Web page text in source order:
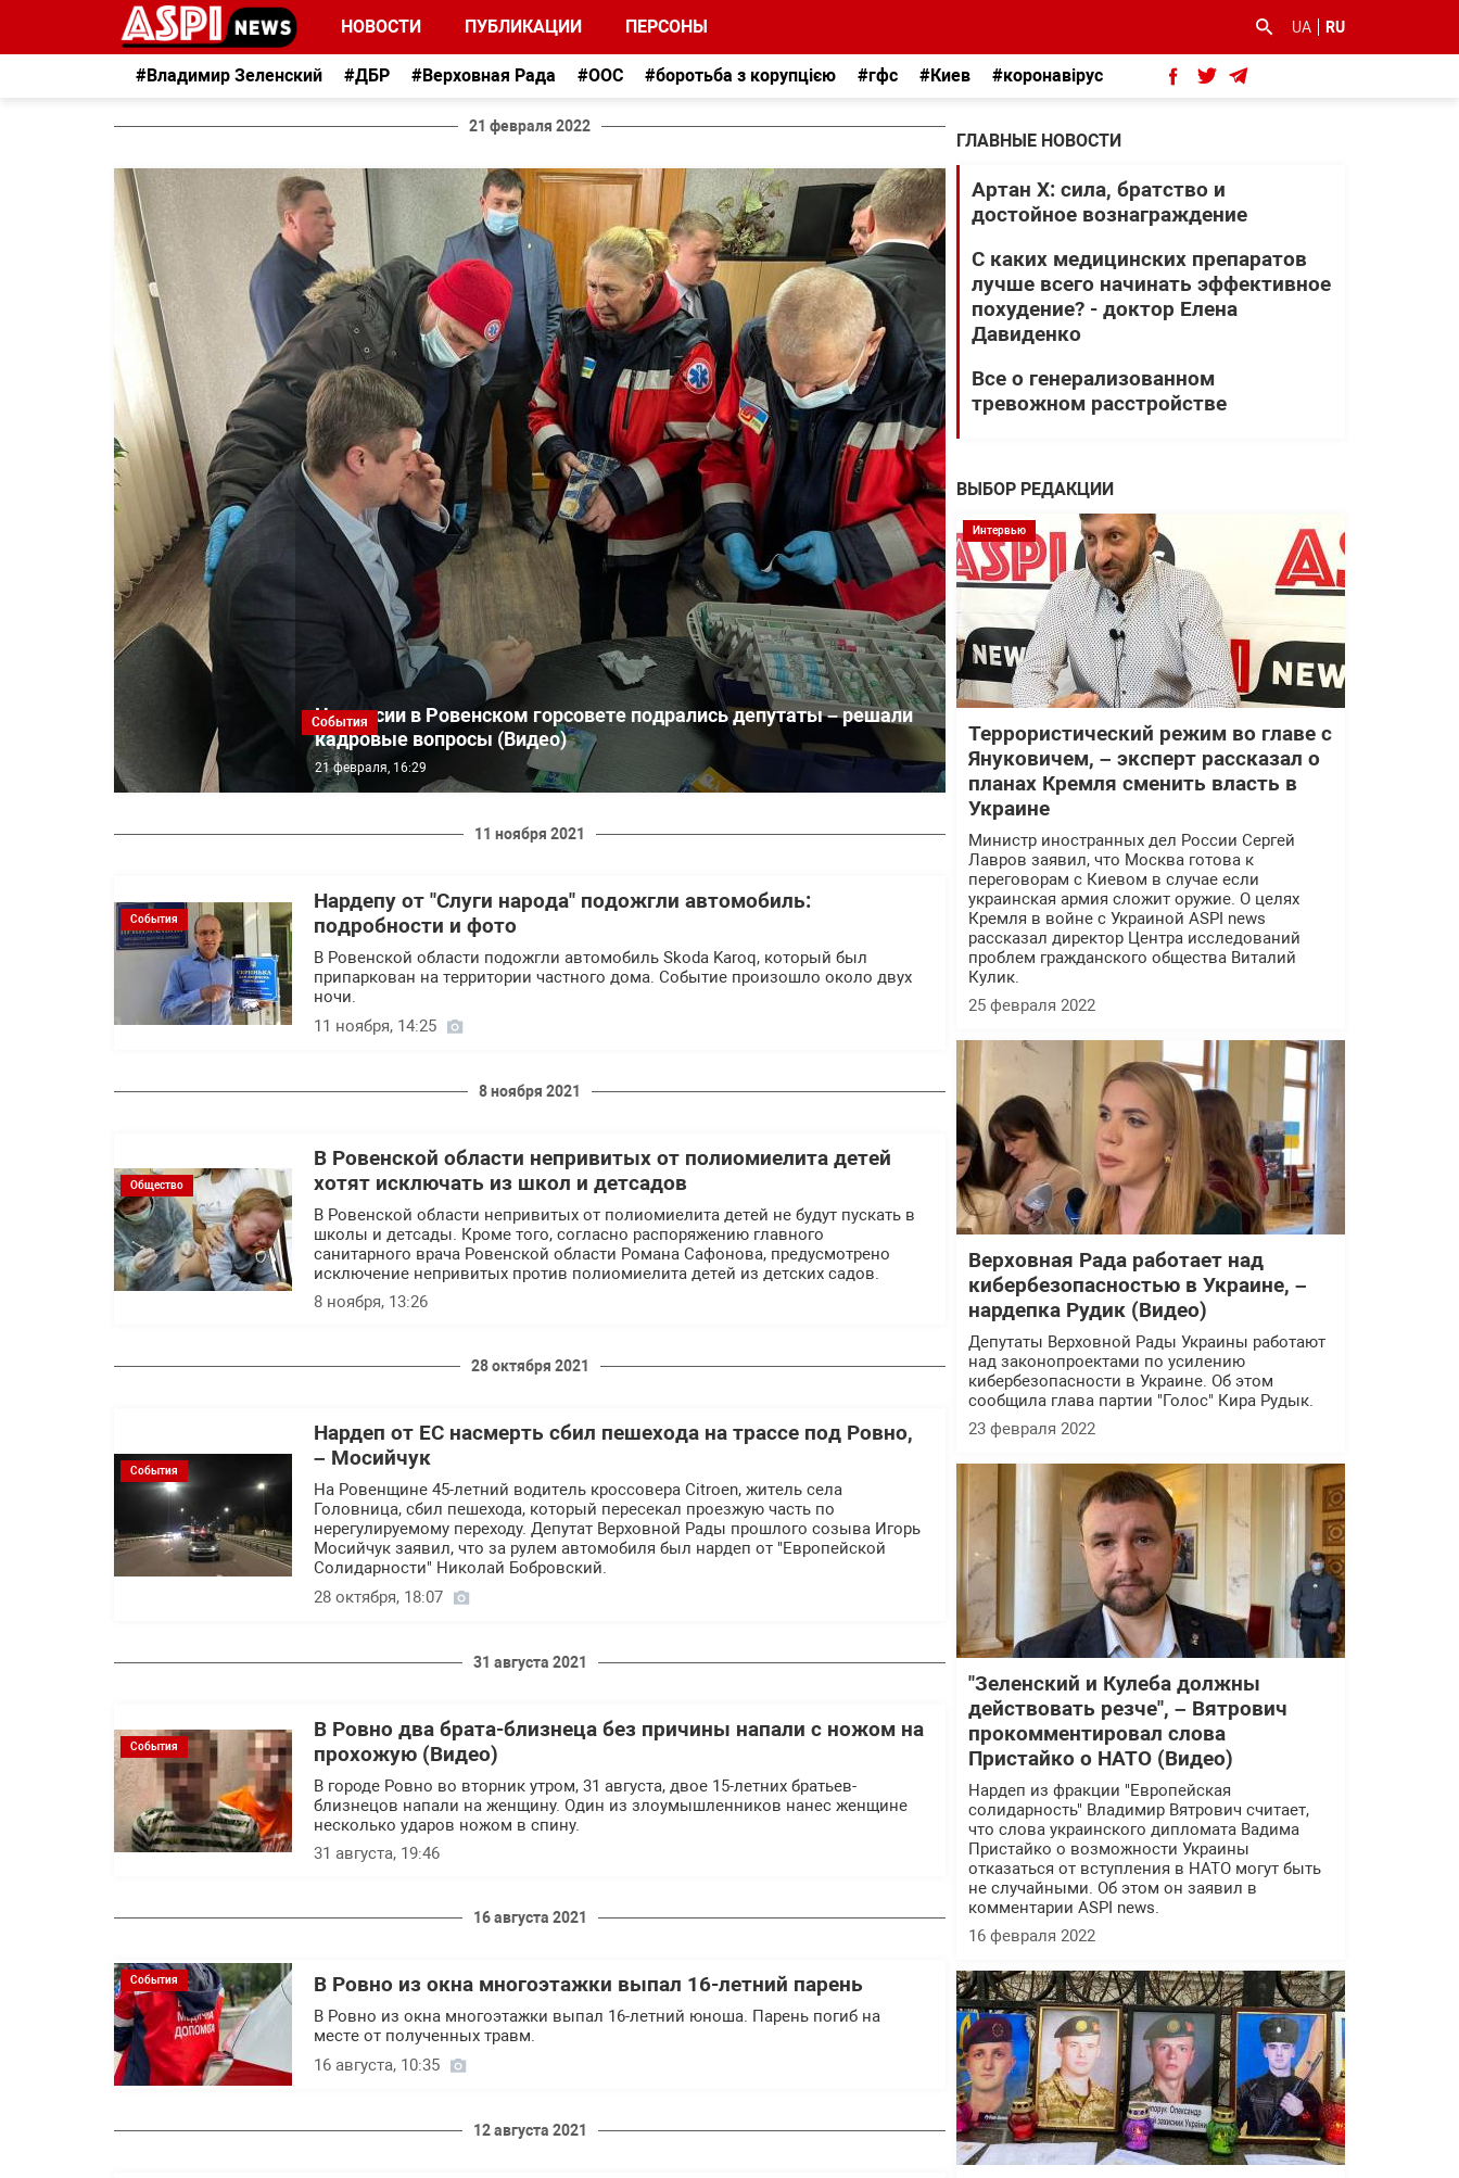
НОВОСТИ ПУБЛИКАЦИИ ПЕРСОНЫ UA RU
#Владимир Зеленский #ДБР #Верховная Рада #ООС #боротьба з корупцією #гфс #Киев #коронавірус
21 февраля 2022
События
На сессии в Ровенском горсовете подрались депутаты – решали
кадровые вопросы (Видео)
21 февраля, 16:29
11 ноября 2021
События
Нардепу от "Слуги народа" подожгли автомобиль:
подробности и фото
В Ровенской области подожгли автомобиль Skoda Karoq, который был
припаркован на территории частного дома. Событие произошло около двух
ночи.
11 ноября, 14:25
8 ноября 2021
Общество
В Ровенской области непривитых от полиомиелита детей
хотят исключать из школ и детсадов
В Ровенской области непривитых от полиомиелита детей не будут пускать в
школы и детсады. Кроме того, согласно распоряжению главного
санитарного врача Ровенской области Романа Сафонова, предусмотрено
исключение непривитых против полиомиелита детей из детских садов.
8 ноября, 13:26
28 октября 2021
События
Нардеп от ЕС насмерть сбил пешехода на трассе под Ровно,
– Мосийчук
На Ровенщине 45-летний водитель кроссовера Citroen, житель села
Головница, сбил пешехода, который пересекал проезжую часть по
нерегулируемому переходу. Депутат Верховной Рады прошлого созыва Игорь
Мосийчук заявил, что за рулем автомобиля был нардеп от "Европейской
Солидарности" Николай Бобровский.
28 октября, 18:07
31 августа 2021
События
В Ровно два брата-близнеца без причины напали с ножом на
прохожую (Видео)
В городе Ровно во вторник утром, 31 августа, двое 15-летних братьев-
близнецов напали на женщину. Один из злоумышленников нанес женщине
несколько ударов ножом в спину.
31 августа, 19:46
16 августа 2021
События В Ровно из окна многоэтажки выпал 16-летний парень
В Ровно из окна многоэтажки выпал 16-летний юноша. Парень погиб на
месте от полученных травм.
16 августа, 10:35
12 августа 2021
ГЛАВНЫЕ НОВОСТИ
Артан Х: сила, братство и
достойное вознаграждение
С каких медицинских препаратов
лучше всего начинать эффективное
похудение? - доктор Елена
Давиденко
Все о генерализованном
тревожном расстройстве
ВЫБОР РЕДАКЦИИ
Интервью
Террористический режим во главе с
Януковичем, – эксперт рассказал о
планах Кремля сменить власть в
Украине
Министр иностранных дел России Сергей
Лавров заявил, что Москва готова к
переговорам с Киевом в случае если
украинская армия сложит оружие. О целях
Кремля в войне с Украиной ASPI news
рассказал директор Центра исследований
проблем гражданского общества Виталий
Кулик.
25 февраля 2022
Верховная Рада работает над
кибербезопасностью в Украине, –
нардепка Рудик (Видео)
Депутаты Верховной Рады Украины работают
над законопроектами по усилению
кибербезопасности в Украине. Об этом
сообщила глава партии "Голос" Кира Рудык.
23 февраля 2022
"Зеленский и Кулеба должны
действовать резче", – Вятрович
прокомментировал слова
Пристайко о НАТО (Видео)
Нардеп из фракции "Европейская
солидарность" Владимир Вятрович считает,
что слова украинского дипломата Вадима
Пристайко о возможности Украины
отказаться от вступления в НАТО могут быть
не случайными. Об этом он заявил в
комментарии ASPI news.
16 февраля 2022